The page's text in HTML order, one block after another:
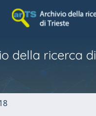
della ricerca di